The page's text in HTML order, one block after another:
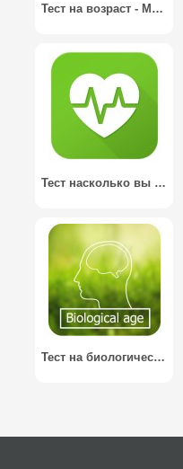
Тест на возраст - Мега версия / Age test – mega version
Тест насколько вы здоровы?
Тест на биологический возраст / Biological age - Test